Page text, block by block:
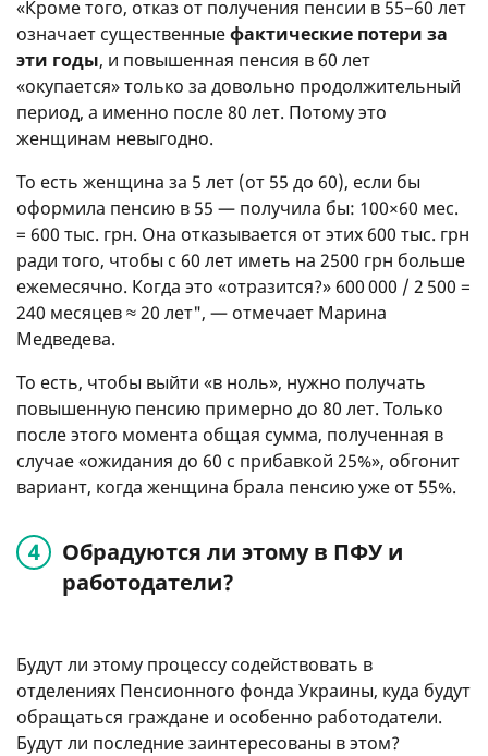
«Кроме того, отказ от получения пенсии в 55−60 лет
означает существенныефактические потери за
эти годы, и повышенная пенсия в 60 лет
«окупается» только за довольно продолжительный
период, а именно после 80 лет. Потому это
женщинам невыгодно.
То есть женщина за 5 лет (от 55 до 60), если бы
оформила пенсию в 55 — получила бы: 100×60 мес.
= 600 тыс. грн. Она отказывается от этих 600 тыс. грн
ради того, чтобы с 60 лет иметь на 2500 грн больше
ежемесячно. Когда это «отразится?» 600 000 / 2 500 =
240 месяцев ≈ 20 лет", — отмечает Марина
Медведева.
То есть, чтобы выйти «в ноль», нужно получать
повышенную пенсию примерно до 80 лет. Только
после этого момента общая сумма, полученная в
случае «ожидания до 60 с прибавкой 25%», обгонит
вариант, когда женщина брала пенсию уже от 55%.
Обрадуются ли этому в ПФУ и
работодатели?
Будут ли этому процессу содействовать в
отделениях Пенсионного фонда Украины, куда будут
обращаться граждане и особенно работодатели.
Будут ли последние заинтересованы в этом?